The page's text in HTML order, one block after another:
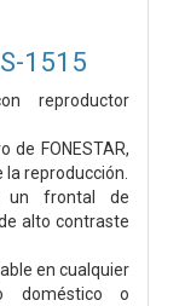
1515
reproductor
de FONESTAR,
reproducción.
un frontal de
alto contraste
en cualquier
doméstico o